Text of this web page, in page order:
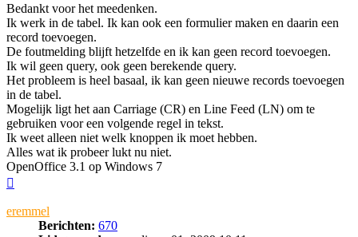
Bedankt voor het meedenken.
Ik werk in de tabel. Ik kan ook een formulier maken en daarin een
record toevoegen.
De foutmelding blijft hetzelfde en ik kan geen record toevoegen.
Ik wil geen query, ook geen berekende query.
Het probleem is heel basaal, ik kan geen nieuwe records toevoegen
in de tabel.
Mogelijk ligt het aan Carriage (CR) en Line Feed (LN) om te
gebruiken voor een volgende regel in tekst.
Ik weet alleen niet welk knoppen ik moet hebben.
Alles wat ik probeer lukt nu niet.
OpenOffice 3.1 op Windows 7
eremmel
Berichten: 670